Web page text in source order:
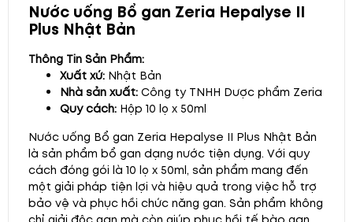
Nước uống Bổ gan Zeria Hepalyse II
Plus Nhật Bản
Thông Tin Sản Phẩm:
Xuất xứ: Nhật Bản
Nhà sản xuất: Công ty TNHH Dược phẩm Zeria
Quy cách: Hộp 10 lọ x 50ml
Nước uống Bổ gan Zeria Hepalyse II Plus Nhật Bản
là sản phẩm bổ gan dạng nước tiện dụng. Với quy
cách đóng gói là 10 lọ x 50ml, sản phẩm mang đến
một giải pháp tiện lợi và hiệu quả trong việc hỗ trợ
bảo vệ và phục hồi chức năng gan. Sản phẩm không